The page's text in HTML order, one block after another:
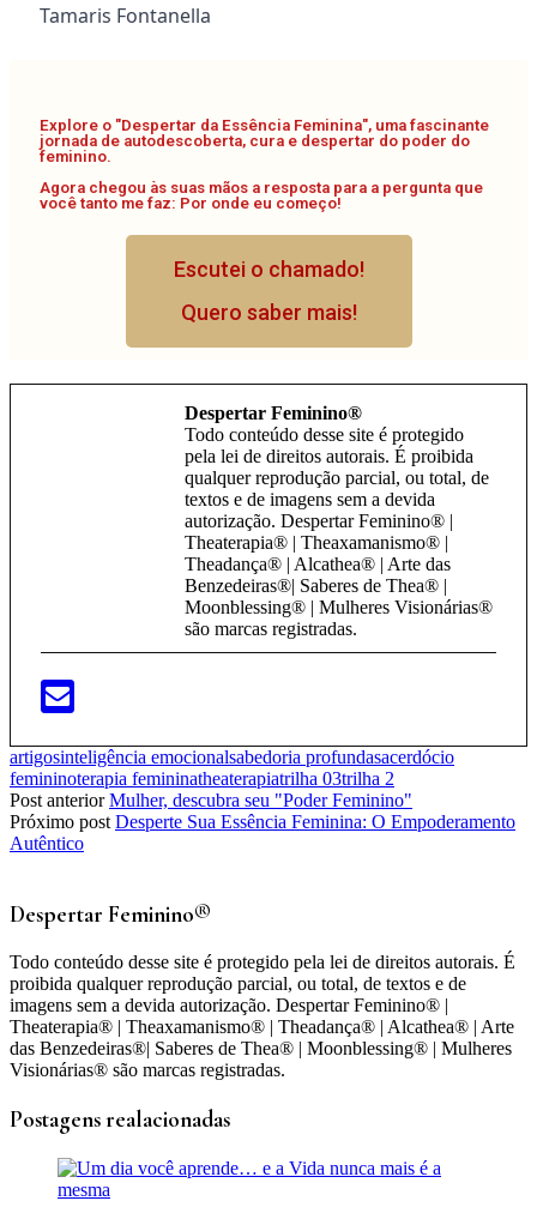
Tamaris Fontanella
Explore o "Despertar da Essência Feminina", uma fascinante
jornada de autodescoberta, cura e despertar do poder do
feminino.
Agora chegou às suas mãos a resposta para a pergunta que
você tanto me faz: Por onde eu começo!
Escutei o chamado!
Quero saber mais!
Despertar Feminino®
Todo conteúdo desse site é protegido
pela lei de direitos autorais. É proibida
qualquer reprodução parcial, ou total, de
textos e de imagens sem a devida
autorização. Despertar Feminino® |
Theaterapia® | Theaxamanismo® |
Theadança® | Alcathea® | Arte das
Benzedeiras®| Saberes de Thea® |
Moonblessing® | Mulheres Visionárias®
são marcas registradas.
artigosinteligência emocionalsabedoria profundasacerdócio
femininoterapia femininatheaterapiatrilha 03trilha 2
Post anterior Mulher, descubra seu "Poder Feminino"
Próximo post Desperte Sua Essência Feminina: O Empoderamento
Autêntico
Despertar Feminino®
Todo conteúdo desse site é protegido pela lei de direitos autorais. É
proibida qualquer reprodução parcial, ou total, de textos e de
imagens sem a devida autorização. Despertar Feminino® |
Theaterapia® | Theaxamanismo® | Theadança® | Alcathea® | Arte
das Benzedeiras®| Saberes de Thea® | Moonblessing® | Mulheres
Visionárias® são marcas registradas.
Postagens realacionadas